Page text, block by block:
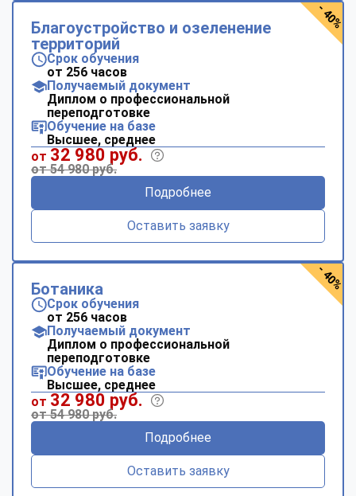
Благоустройство и озеленение
территорий
Срок обучения
от 256 часов
Получаемый документ
Диплом о профессиональной
переподготовке
Обучение на базе
Высшее, среднее
от 32 980 руб.
от 54 980 руб.
Подробнее
Оставить заявку
- 40%
Ботаника
Срок обучения
от 256 часов
Получаемый документ
Диплом о профессиональной
переподготовке
Обучение на базе
Высшее, среднее
от 32 980 руб.
от 54 980 руб.
Подробнее
Оставить заявку
- 40%